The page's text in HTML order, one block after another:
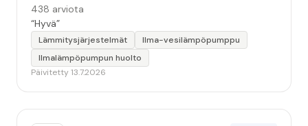
438 arviota
“Hyvä”
Lämmitysjärjestelmät
Ilma-vesilämpöpumppu
Ilmalämpöpumpun huolto
Päivitetty 13.7.2026